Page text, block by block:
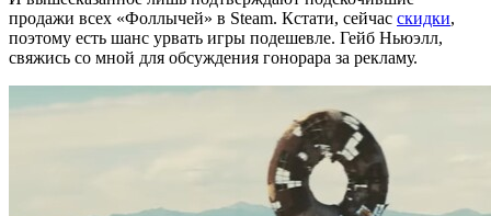
продажи всех «Фоллычей» в Steam. Кстати, сейчас скидки,
поэтому есть шанс урвать игры подешевле. Гейб Ньюэлл,
свяжись со мной для обсуждения гонорара за рекламу.